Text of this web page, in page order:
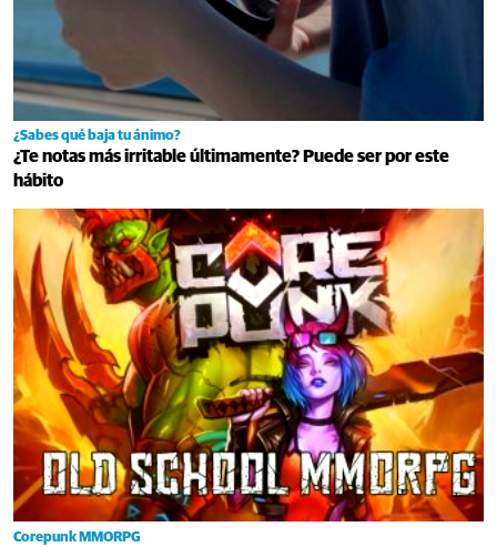
¿Sabes qué baja tu ánimo?
¿Te notas más irritable últimamente? Puede ser por este
hábito
Corepunk MMORPG